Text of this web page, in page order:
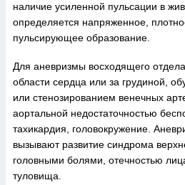
наличие усиленной пульсации в
определяется напряженное,
пульсирующее образование.
Для аневризмы восходящего
области сердца или за грудиной,
или стенозированием венечных
аортальной недостаточностью
тахикардия, головокружение.
вызывают развитие синдрома
головными болями, отечностью
туловища.